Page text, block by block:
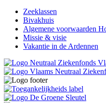
Zeeklassen
Bivakhuis
Algemene voorwaarden
Missie & visie
Vakantie in de Ardennen